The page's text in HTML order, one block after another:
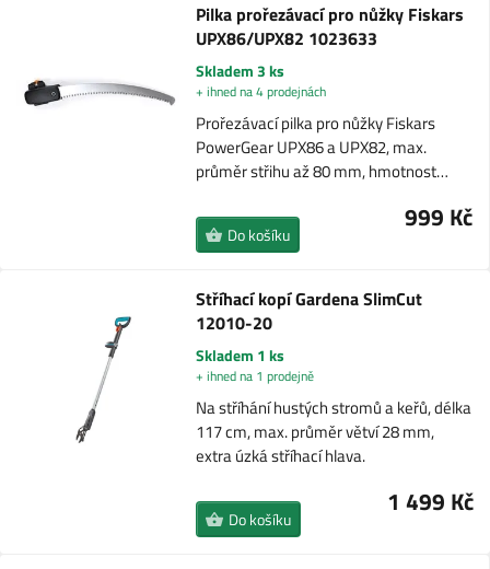
Pilka prořezávací pro nůžky Fiskars
UPX86/UPX82 1023633
Skladem 3 ks
+ ihned na 4 prodejnách
Prořezávací pilka pro nůžky Fiskars
PowerGear UPX86 a UPX82, max.
průměr střihu až 80 mm, hmotnost…
999 Kč
Do košíku
Stříhací kopí Gardena SlimCut
12010-20
Skladem 1 ks
+ ihned na 1 prodejně
Na stříhání hustých stromů a keřů, délka
117 cm, max. průměr větví 28 mm,
extra úzká stříhací hlava.
1 499 Kč
Do košíku